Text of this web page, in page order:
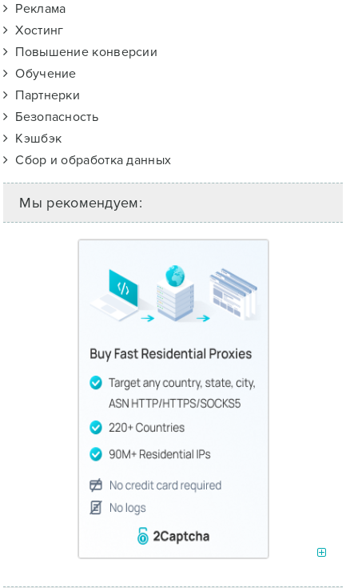
Реклама
Хостинг
Повышение конверсии
Обучение
Партнерки
Безопасность
Кэшбэк
Сбор и обработка данных
Мы рекомендуем: